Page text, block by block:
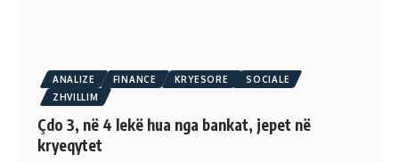
ANALIZE FINANCE KRYESORE
SOCIALE
ZHVILLIM
Çdo 3, në 4 lekë hua nga bankat, jepet në
kryeqytet